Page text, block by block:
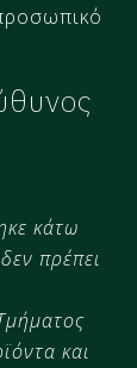
κάτω
πρέπει
και